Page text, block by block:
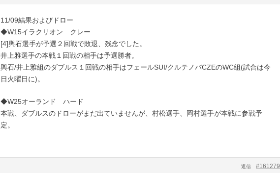
11/09結果およびドロー
◆W15イラクリオン クレー
[4]輿石選手が予選２回戦で敗退、残念でした。
井上雅選手の本戦１回戦の相手は予選勝者。
輿石/井上雅組のダブルス１回戦の相手はフェールSUI/クルテノバCZEのWC組(試合は今
日火曜日に)。
◆W25オーランド ハード
本戦、ダブルスのドローがまだ出ていませんが、村松選手、岡村選手が本戦に参戦予
定。
#161279
返信